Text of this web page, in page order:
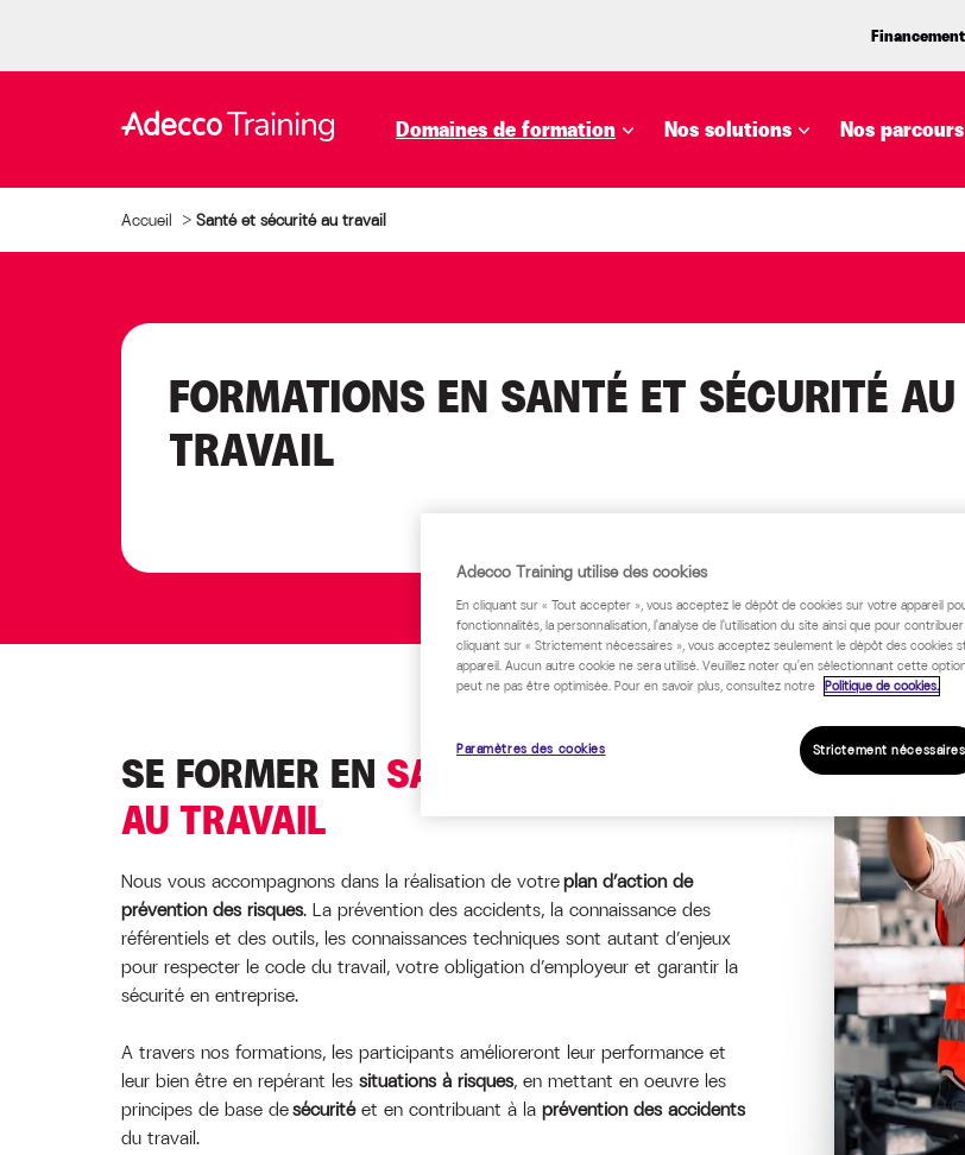
Financement
Domaines de formation Nos solutions Nos
Accueil > Santé et sécurité au travail
FORMATIONS EN SANTÉ ET SÉCURITÉ AU
TRAVAIL
SE FORMER EN SANTÉ ET SÉCURITÉ
AU TRAVAIL
Nous vous accompagnons dans la réalisation de votreplan d’action de
prévention des risques. La prévention des accidents, la connaissance des
référentiels et des outils, les connaissances techniques sont autant d’enjeux
pour respecter le code du travail, votre obligation d’employeur et garantir la
sécurité en entreprise.
A travers nos formations, les participants amélioreront leur performance et
leur bien être en repérant les situations à risques, en mettant en oeuvre les
principes de base desécuritéet en contribuant à la prévention des accidents
du travail.
Adecco Training utilise des cookies
En cliquant sur « Tout accepter », vous acceptez le dépôt de cookies sur votre appareil
fonctionnalités, la personnalisation, l'analyse de l'utilisation du site ainsi que pour
cliquant sur « Strictement nécessaires », vous acceptez seulement le dépôt des cookies
appareil. Aucun autre cookie ne sera utilisé. Veuillez noter qu'en sélectionnant cette
peut ne pas être optimisée. Pour en savoir plus, consultez notre Politique de cookies.
Paramètres des cookies Strictement nécessaires